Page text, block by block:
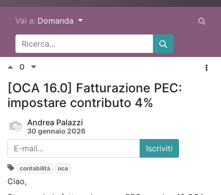
Vai a: Domanda
0
[OCA 16.0] Fatturazione PEC:
impostare contributo 4%
Andrea Palazzi
30 gennaio 2026
Iscriviti
contabilità oca
Ciao,